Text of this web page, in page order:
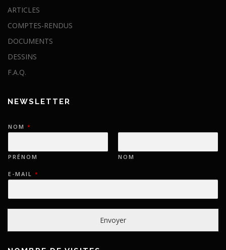
ARTICLES
COMPTES-RENDUS
DOCUMENTS
DESSINS
F.A.Q.
NEWSLETTER
NOM *
PRÉNOM NOM
E-MAIL *
Envoyer